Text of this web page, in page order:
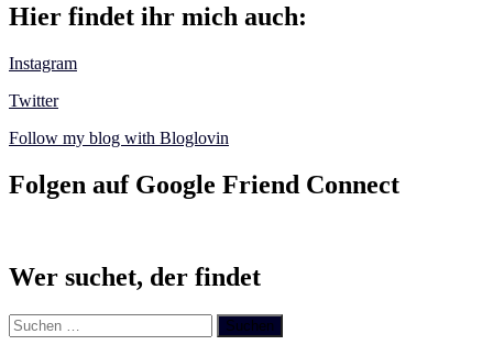
Hier findet ihr mich auch:
Instagram
Twitter
Follow my blog with Bloglovin
Folgen auf Google Friend Connect
Wer suchet, der findet
Suchen